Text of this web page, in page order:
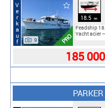
Verkauf PRO
9
⟷
18.5 m
Feadship
Yacht acier
185